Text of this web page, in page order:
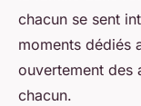
chacun se sent
moments dédiés
ouvertement des
chacun.